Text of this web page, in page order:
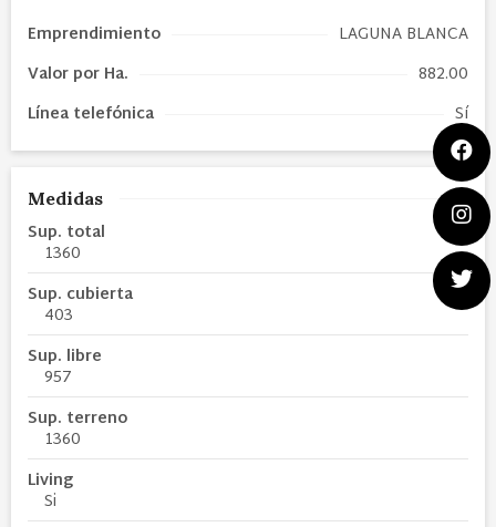
Emprendimiento
LAGUNA BLANCA
Valor por Ha.
882.00
Línea telefónica
Sí
Medidas
Sup. total
1360
Sup. cubierta
403
Sup. libre
957
Sup. terreno
1360
Living
Si